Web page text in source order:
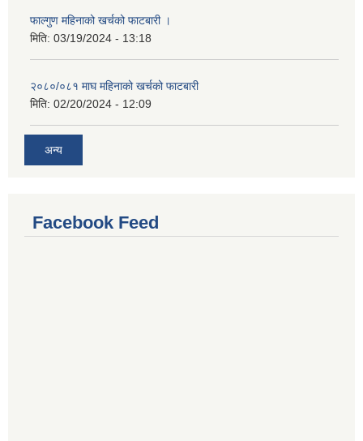
फाल्गुण महिनाको खर्चको फाटबारी ।
मिति: 03/19/2024 - 13:18
२०८०/०८१ माघ महिनाको खर्चको फाटबारी
मिति: 02/20/2024 - 12:09
अन्य
Facebook Feed